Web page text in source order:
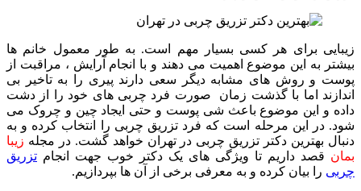
زیبایی برای هر کسی بسیار مهم است. به طور معمول خانم ها
بیشتر به این موضوع اهمیت می دهند و با انجام آرایش ، مراقبت از
پوست و روش های مشابه دیگر سعی دارند پیری را به تاخیر بی
اندازند اما با گذشت زمان صورت فرد چربی های خود را از دشت
داده و این موضوع باعث شی پوست و حتی ایجاد چین و چروک می
شود. در این مرحله است که فرد تزریق چربی را انتخاب کرده و به
دنبال بهترین دکتر تزریق چربی در تهران خواهد گشت. در مجله زیبا
بمان قصد داریم تا ویژگی های یک دکتر خوب جهت انجام تزریق
چربی را بیان کرده و به معرفی برخی از آن ها بپردازیم.